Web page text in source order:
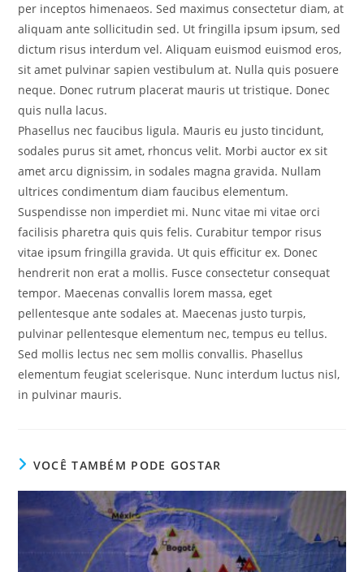
per inceptos himenaeos. Sed maximus consectetur diam, at
aliquam ante sollicitudin sed. Ut fringilla ipsum ipsum, sed
dictum risus interdum vel. Aliquam euismod euismod eros,
sit amet pulvinar sapien vestibulum at. Nulla quis posuere
neque. Donec rutrum placerat mauris ut tristique. Donec
quis nulla lacus.
Phasellus nec faucibus ligula. Mauris eu justo tincidunt,
sodales purus sit amet, rhoncus velit. Morbi auctor ex sit
amet arcu dignissim, in sodales magna gravida. Nullam
ultrices condimentum diam faucibus elementum.
Suspendisse non imperdiet mi. Nunc vitae mi vitae orci
facilisis pharetra quis quis felis. Curabitur tempor risus
vitae ipsum fringilla gravida. Ut quis efficitur ex. Donec
hendrerit non erat a mollis. Fusce consectetur consequat
tempor. Maecenas convallis lorem massa, eget
pellentesque ante sodales at. Maecenas justo turpis,
pulvinar pellentesque elementum nec, tempus eu tellus.
Sed mollis lectus nec sem mollis convallis. Phasellus
elementum feugiat scelerisque. Nunc interdum luctus nisl,
in pulvinar mauris.
VOCÊ TAMBÉM PODE GOSTAR